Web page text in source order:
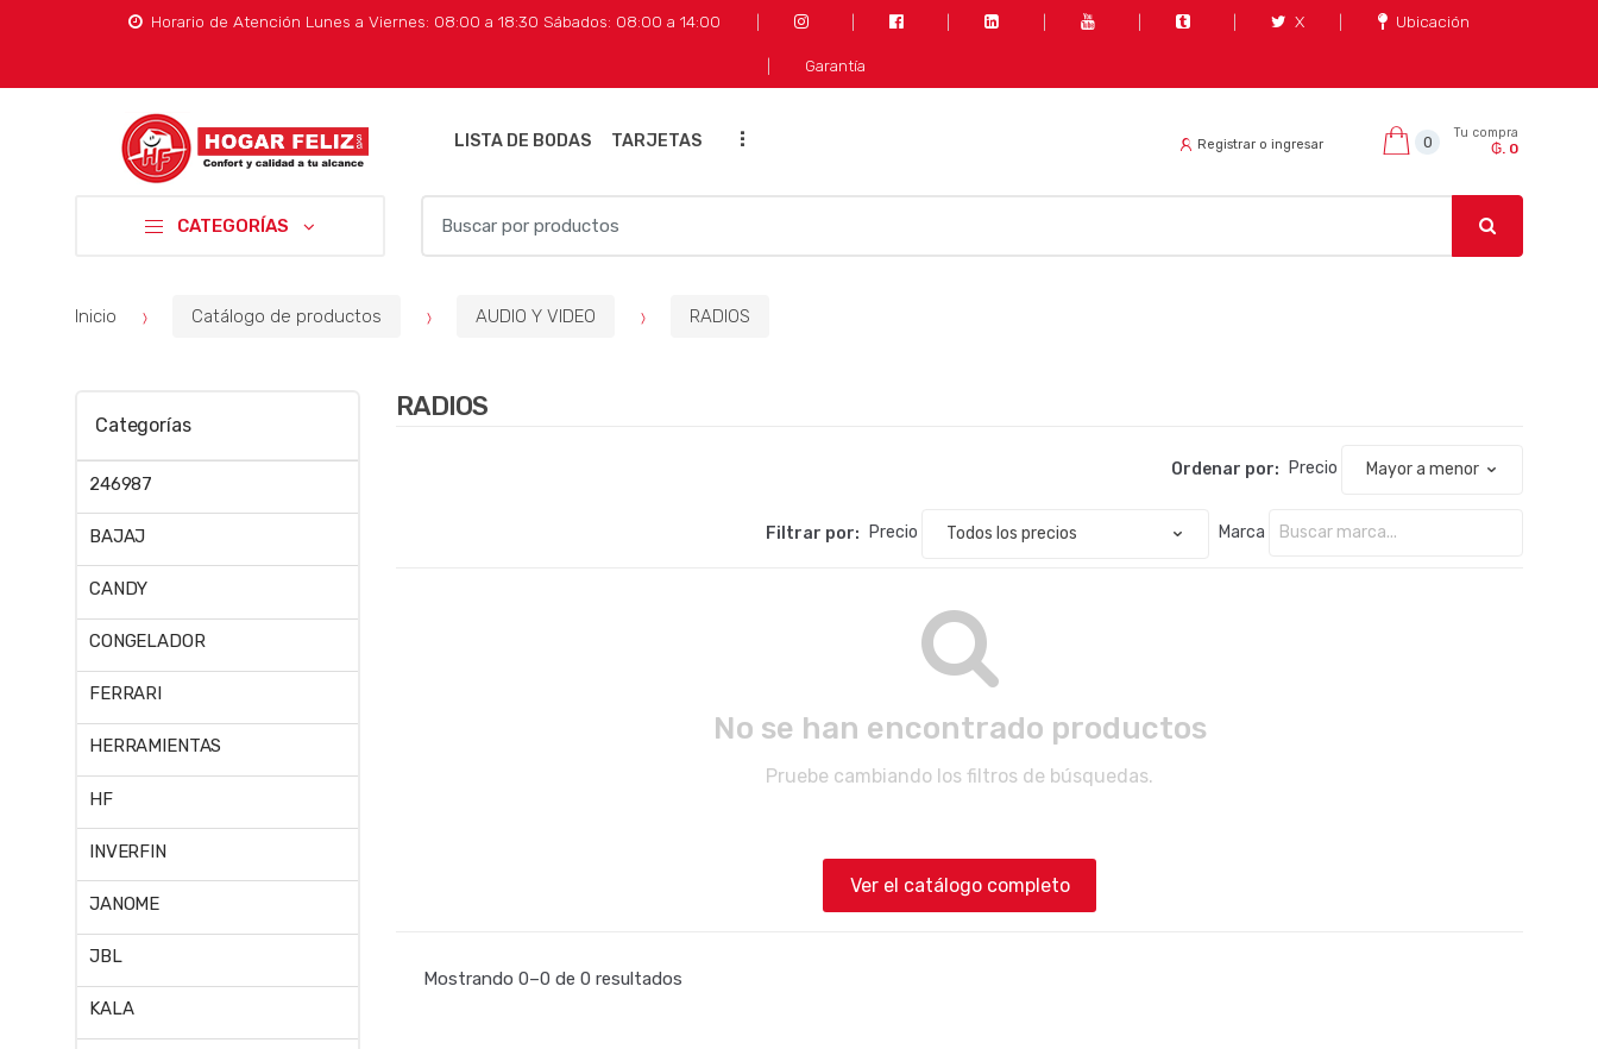
Horario de Atención Lunes a Viernes: 08:00 a 18:30 Sábados: 08:00 a 14:00 X Ubicación
Garantía
LISTA DE BODAS TARJETAS ... Registrar o ingresar 0
Tu compra
₲. 0
CATEGORÍAS
a
o
Inicio Catálogo de productos AUDIO Y VIDEO RADIOS
RADIOS
Ordenar por: Precio
Filtrar por: Precio Marca
No se han encontrado productos
Pruebe cambiando los filtros de búsquedas.
Ver el catálogo completo
Mostrando 0–0 de 0 resultados
Categorías
246987
BAJAJ
CANDY
CONGELADOR
FERRARI
HERRAMIENTAS
HF
INVERFIN
JANOME
JBL
KALA